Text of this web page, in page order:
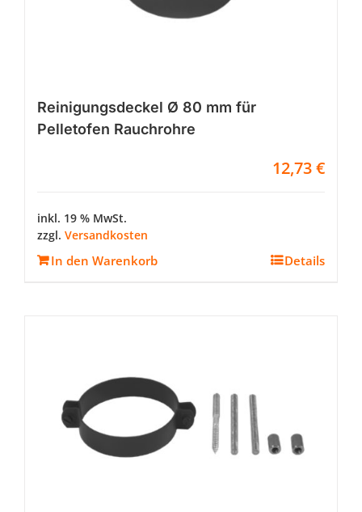
Reinigungsdeckel Ø 80 mm für
Pelletofen Rauchrohre
12,73€
inkl. 19 % MwSt.
zzgl. Versandkosten
In den Warenkorb Details